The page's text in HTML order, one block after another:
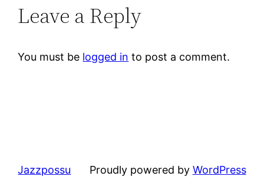
Leave a Reply
You must be logged in to post a comment.
Jazzpossu Proudly powered by WordPress